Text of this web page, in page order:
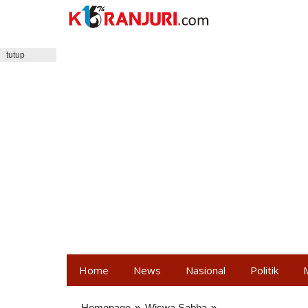
Home News Nasional Politik
tutup